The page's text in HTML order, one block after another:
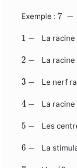
Exemple : 7 −
7
1 −
1 La
2 −
2 La
3 −
3 Le nerf
4 −
4 La
5 −
5 Les
6 −
6 La